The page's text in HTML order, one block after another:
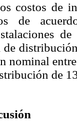
costos de
de
de
nominal
de